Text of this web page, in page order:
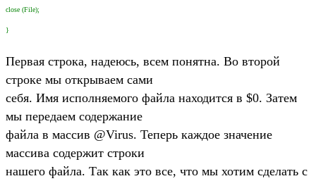
close (File);
}
Первая строка, надеюсь, всем понятна. Во второй
строке мы открываем сами
себя. Имя исполняемого файла находится в $0. Затем
мы передаем содержание
файла в массив @Virus. Теперь каждое значение
массива содержит строки
нашего файла. Так как это все, что мы хотим сделать с